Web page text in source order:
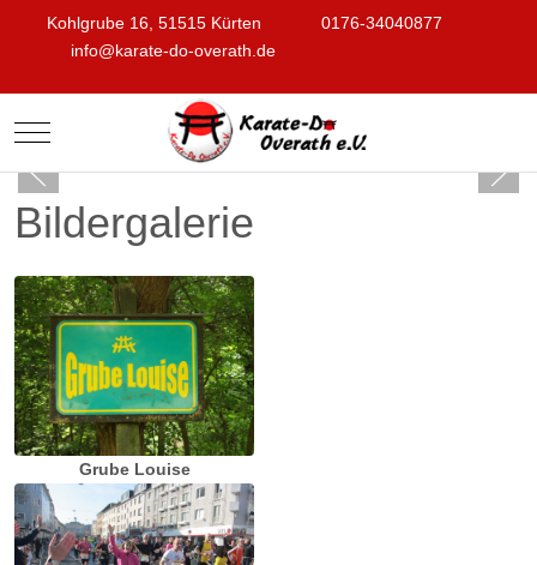
Kohlgrube 16, 51515 Kürten
0176-34040877
info@karate-do-overath.de
Mobile Menu Toggle
Bildergalerie
Grube Louise